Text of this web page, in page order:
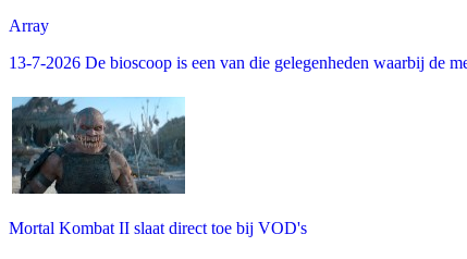
Array
13-7-2026 De bioscoop is een van die gelegenheden waarbij de
Mortal Kombat II slaat direct toe bij VOD's